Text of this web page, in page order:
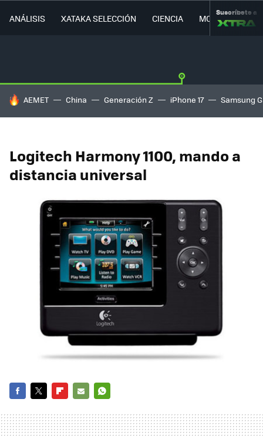
ANÁLISIS XATAKA SELECCIÓN CIENCIA MOVILIDAD
Suscríbete a
HOY SE HABLA DE
AEMET China Generación Z iPhone 17 Samsung
Logitech Harmony 1100, mando a
distancia universal
MAIL